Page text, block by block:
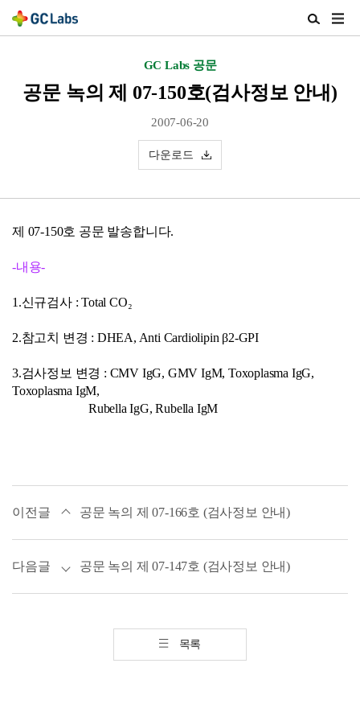
검
색
GC Labs 공문
공문 녹의 제 07-150호(검사정보 안내)
2007-06-20
다운로드
제 07-150호 공문 발송합니다.
-내용-
1.신규검사 : Total CO₂
2.참고치 변경 : DHEA, Anti Cardiolipin β2-GPI
3.검사정보 변경 : CMV IgG, GMV IgM, Toxoplasma IgG,
Toxoplasma IgM,
Rubella IgG, Rubella IgM
이전글 공문 녹의 제 07-166호 (검사정보 안내)
다음글 공문 녹의 제 07-147호 (검사정보 안내)
목록